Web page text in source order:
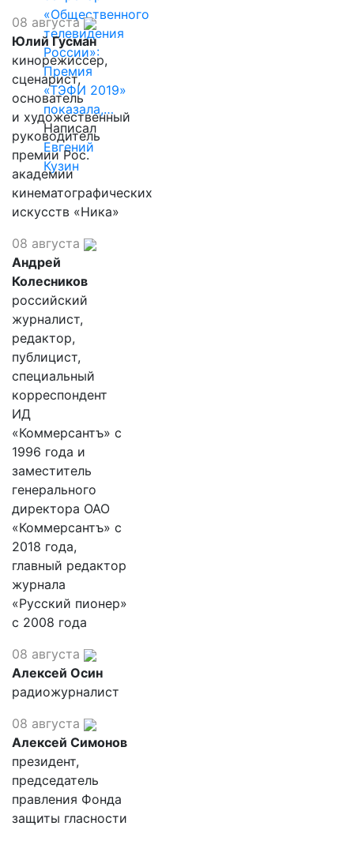
«Общественного
телевидения
России»:
Премия
«ТЭФИ 2019»
показала,…
Написал
Евгений
Кузин
08 августа
Юлий Гусман
кинорежиссер,
сценарист,
основатель
и художественный
руководитель
премии Рос.
академии
кинематографических
искусств «Ника»
08 августа
Андрей
Колесников
российский
журналист,
редактор,
публицист,
специальный
корреспондент
ИД
«Коммерсантъ» с
1996 года и
заместитель
генерального
директора ОАО
«Коммерсантъ» с
2018 года,
главный редактор
журнала
«Русский пионер»
с 2008 года
08 августа
Алексей Осин
радиожурналист
08 августа
Алексей Симонов
президент,
председатель
правления Фонда
защиты гласности